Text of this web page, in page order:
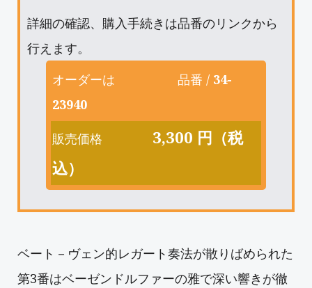
詳細の確認、購入手続きは品番のリンクから
行えます。
オーダーは
品番 / 34-
23940
販売価格
3,300 円（税
込）
ベート－ヴェン的レガート奏法が散りばめられた
第3番はベーゼンドルファーの雅で深い響きが徹